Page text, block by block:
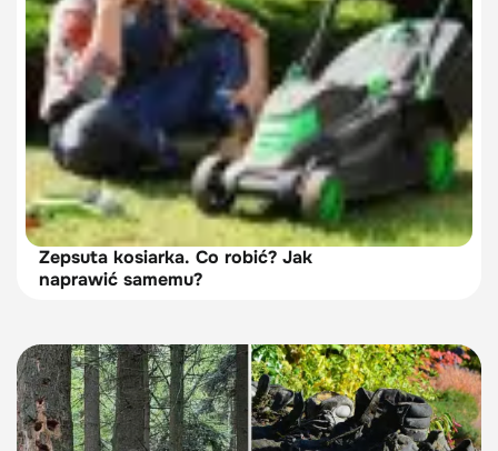
Zepsuta kosiarka. Co robić? Jak
naprawić samemu?